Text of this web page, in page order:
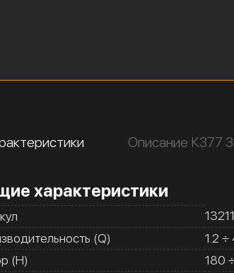
Описание К377
характеристики
(Q)
1.2 ÷
(H)
180